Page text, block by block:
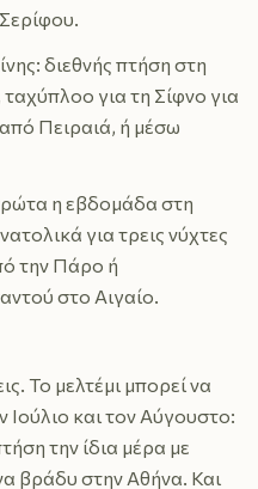
διεθνής πτήση στη
για τη Σίφνο για
Πειραιά, ή μέσω
η εβδομάδα στη
για τρεις νύχτες
την Πάρο ή
στο Αιγαίο.
Το μελτέμι μπορεί να
και τον Αύγουστο:
την ίδια μέρα με
βράδυ στην Αθήνα. Και